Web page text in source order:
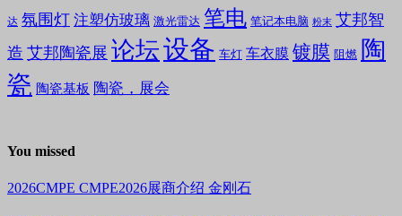
达 氛围灯 注塑仿玻璃 激光雷达 笔电 笔记本电脑 粉末 艾邦智
造 艾邦陶瓷展 论坛设备 车灯 车衣膜 镀膜 阻燃 陶
瓷 陶瓷基板 陶瓷，展会
You missed
2026CMPE CMPE2026展商介绍 金刚石